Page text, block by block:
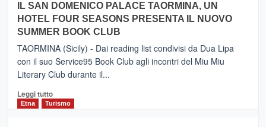
da
Neos
PIEDIMONTE
ETNEO
–
Meta
turistica
privilegiata
secondo
dati
di
IL SAN DOMENICO PALACE TAORMINA, UN
HOTEL FOUR SEASONS PRESENTA IL NUOVO
SUMMER BOOK CLUB
TAORMINA (Sicily) - Dai reading list condivisi da Dua Lipa
con il suo Service95 Book Club agli incontri del Miu Miu
Literary Club durante il...
Leggi tuttoLeggi
di
Etna Turismo